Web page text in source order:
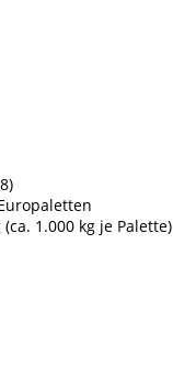
1.000 kg je Palette)